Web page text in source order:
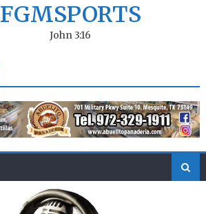
FGMSPORTS
John 3:16